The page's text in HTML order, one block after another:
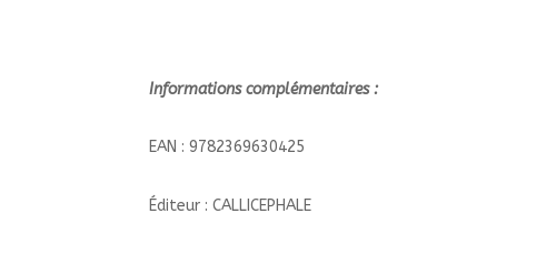
Informations complémentaires :
EAN : 9782369630425
Éditeur : CALLICEPHALE